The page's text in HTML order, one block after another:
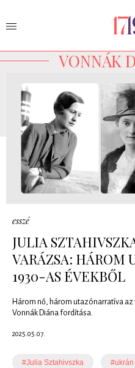
VONNÁK
esszé
JULIA
VARÁZSA: HÁROM
1930-AS ÉVEKBŐL
Három nő, három utazónarratíva
Vonnák Diána fordítása.
2025.05.07.
#Julia Sztahivszka